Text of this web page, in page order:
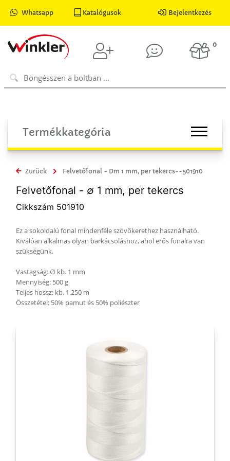
Whatsapp Katalógusok Bejelentkezés
0
Termékkategória
Zurück Felvetőfonal - Dm 1 mm, per tekercs--501910
Felvetőfonal - ∅ 1 mm, per tekercs
Cikkszám 501910
Ez a sokoldalú fonal mindenféle szövőkerethez használható.
Kiválóan alkalmas olyan barkácsoláshoz, ahol erős fonalra van
szükségünk.
Vastagság: ∅ kb. 1 mm
Mennyiség: 500 g
Teljes hossz: kb. 1.250 m
Összetétel: 50% pamut és 50% poliészter